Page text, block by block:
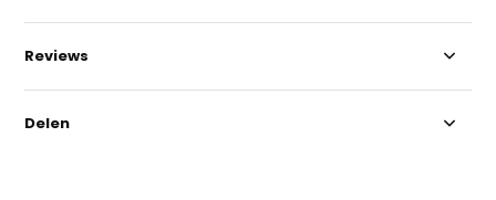
Reviews
Delen